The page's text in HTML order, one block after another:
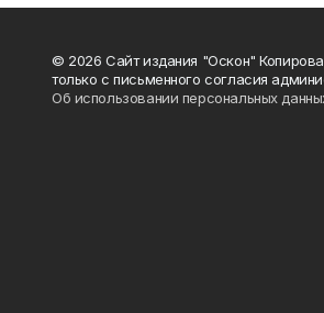
© 2026 Сайт издания "Оскон"
только с письменного согласия
Об использовании персональных